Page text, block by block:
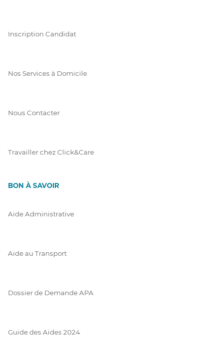
Inscription Candidat
Nos Services à Domicile
Nous Contacter
Travailler chez Click&Care
BON À SAVOIR
Aide Administrative
Aide au Transport
Dossier de Demande APA
Guide des Aides 2024